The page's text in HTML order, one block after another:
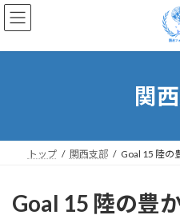
コ
ン
ン
ナ
ビ
ー
関
トップ 関西支部 Goal 15 陸の
Goal 15 陸の豊